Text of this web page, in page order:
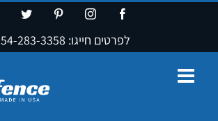
Facebook
Instagram
Pinterest
לפרטים חייגו: 283-3358